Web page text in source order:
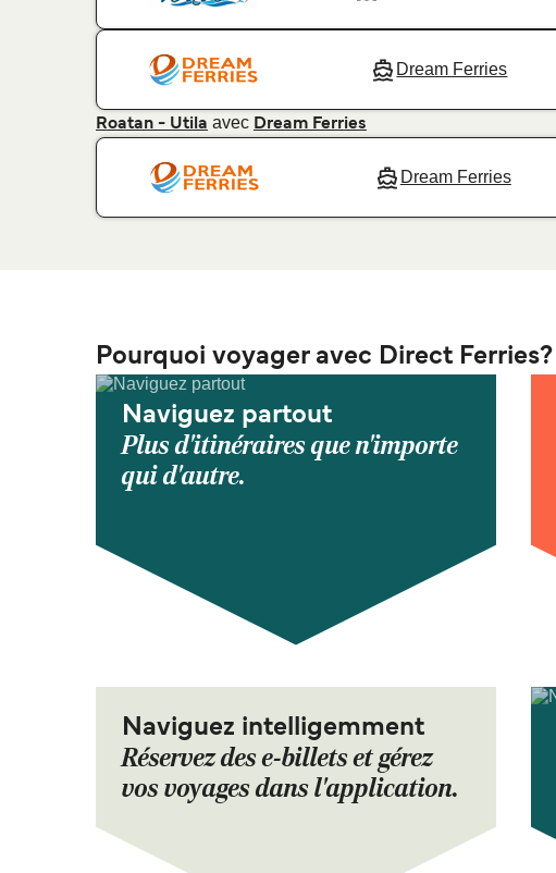
Dream Ferries
Roatan - Utila avec Dream Ferries
Dream Ferries
Pourquoi voyager avec Direct Ferries?
Naviguez partout
Plus d'itinéraires que n'importe
qui d'autre.
Naviguez intelligemment
Réservez des e-billets et gérez
vos voyages dans l'application.